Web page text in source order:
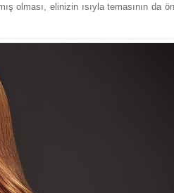
olması, elinizin ısıyla temasının da